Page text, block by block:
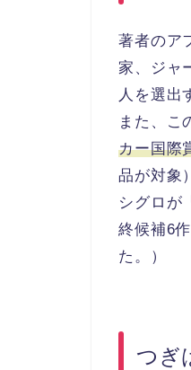
著者のア
家、ジャ
人を選出
また、こ
カー国際
品が対象
シグロが
終候補6
た。）
つぎ